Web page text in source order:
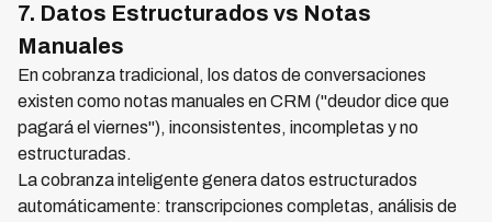
7. Datos Estructurados vs Notas
Manuales
En cobranza tradicional, los datos de conversaciones
existen como notas manuales en CRM ("deudor dice que
pagará el viernes"), inconsistentes, incompletas y no
estructuradas.
La cobranza inteligente genera datos estructurados
automáticamente: transcripciones completas, análisis de